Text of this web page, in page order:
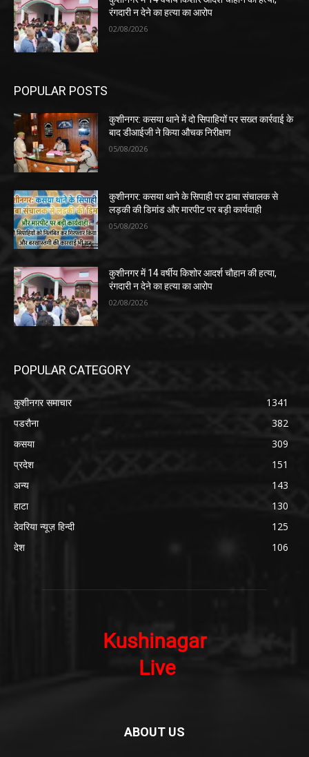
रंगदारी न देने का हत्या का आरोप
02/08/2026
POPULAR POSTS
कुशीनगर: कसया थाने में दो सिपाहियों पर सख्त कार्रवाई के
बाद डीआईजी ने किया औचक निरीक्षण
05/08/2026
कुशीनगर: कसया थाने के सिपाही पर ढाबा संचालक से
लड़की की डिमांड और मारपीट पर बड़ी कार्यवाही
05/08/2026
कुशीनगर में 14 वर्षीय किशोर आदर्श चौहान की हत्या,
रंगदारी न देने का हत्या का आरोप
02/08/2026
POPULAR CATEGORY
कुशीनगर समाचार
1341
पडरौना
382
कसया
309
प्रदेश
151
अन्य
143
हाटा
130
देवरिया न्यूज़ हिन्दी
125
देश
106
ABOUT US